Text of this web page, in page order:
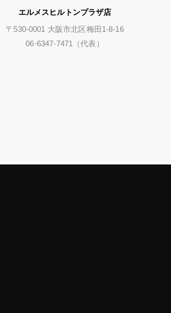
エルメスヒルトンプラザ店
〒530-0001 大阪市北区梅田1-8-16
06-6347-7471（代表）